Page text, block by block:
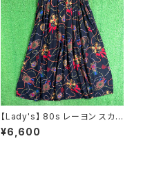
【Lady's】 80s レーヨン スカ
ーフ柄 スカート / 80年代 古着
レディース 総柄 2266
¥6,600